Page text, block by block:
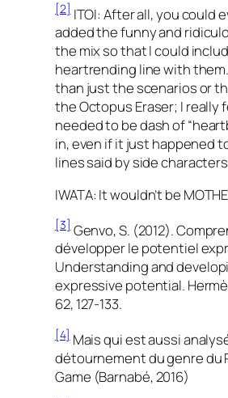
[2]ITOI: After all, you could
added the funny and
the mix so that I could
heartrending line with them.
than just the scenarios or
the Octopus Eraser; I really
needed to be dash of
in, even if it just happened
lines said by side
IWATA: It wouldn’t be
[3]Genvo, S. (2012).
développer le potentiel
Understanding and
expressive potential.
62, 127‑133.
[4]Mais qui est aussi
détournement du genre du
Game (Barnabé, 2016)